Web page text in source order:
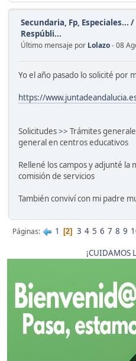
Secundaria, Fp, Especiales... /
Respúbli...
Último mensaje por Lolazo- 08
Yo el año pasado lo solicité por
https://
Solicitudes >> Trámites
general en centros educativos
Rellené los campos y adjunté
comisión de servicios
También conviví con mi padre
Páginas 1 2 3 4 5 6 7 8 9
¡CUIDAMOS